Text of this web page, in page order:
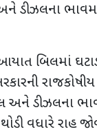
ડીઝલના
બિલમાં
અને ડીઝલના
વધારે રાહ